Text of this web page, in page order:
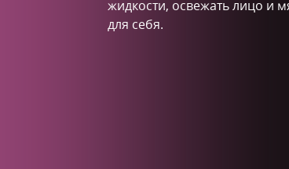
жидкости, освежать лицо и
для себя.